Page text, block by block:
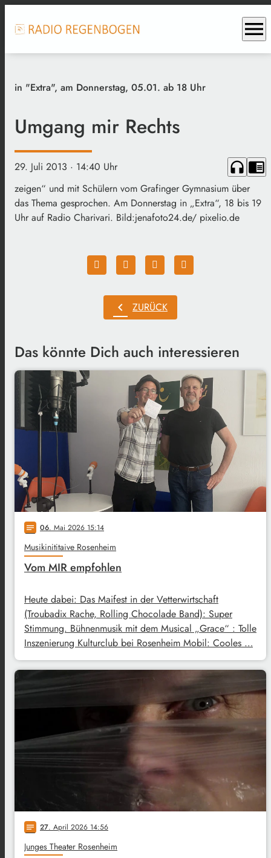
menu
in "Extra", am Donnerstag, 05.01. ab 18 Uhr
Umgang mir Rechts
29. Juli 2013 · 14:40 Uhr headphones chrome_reader_mode
zeigen“ und mit Schülern vom Grafinger Gymnasium über
das Thema gesprochen. Am Donnerstag in „Extra“, 18 bis 19
Uhr auf Radio Charivari. Bild:jenafoto24.de/ pixelio.de
chevron_left ZURÜCK
Das könnte Dich auch interessieren
notes 06. Mai 2026 15:14
Musikinititaive Rosenheim
Vom MIR empfohlen
Heute dabei: Das Maifest in der Vetterwirtschaft
(Troubadix Rache, Rolling Chocolade Band): Super
Stimmung. Bühnenmusik mit dem Musical „Grace“ : Tolle
Inszenierung Kulturclub bei Rosenheim Mobil: Cooles …
notes 27. April 2026 14:56
Junges Theater Rosenheim